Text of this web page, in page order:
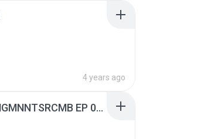
4 years ago
[Witanime.com] RKNGMNNTSRCMB EP 06 HD.mp4